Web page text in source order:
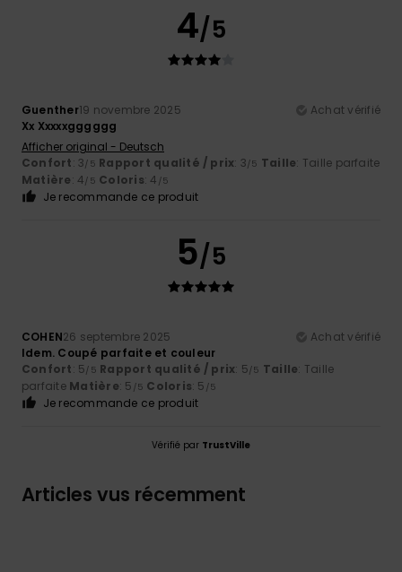
4/5
Guenther19 novembre 2025
Achat vérifié
Xx Xxxxxgggggg
Afficher original - Deutsch
Confort: 3/5 Rapport qualité / prix: 3/5 Taille: Taille parfaite
Matière: 4/5 Coloris: 4 /5
Je recommande ce produit
5/5
COHEN26 septembre 2025
Achat vérifié
Idem. Coupé parfaite et couleur
Confort: 5/5 Rapport qualité / prix: 5/5 Taille: Taille
parfaite Matière: 5 /5 Coloris: 5 /5
Je recommande ce produit
Vérifié par TrustVille
Articles vus récemment